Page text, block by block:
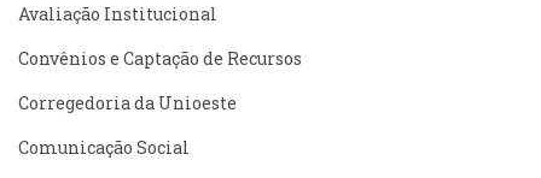
Avaliação Institucional
Convênios e Captação de Recursos
Corregedoria da Unioeste
Comunicação Social